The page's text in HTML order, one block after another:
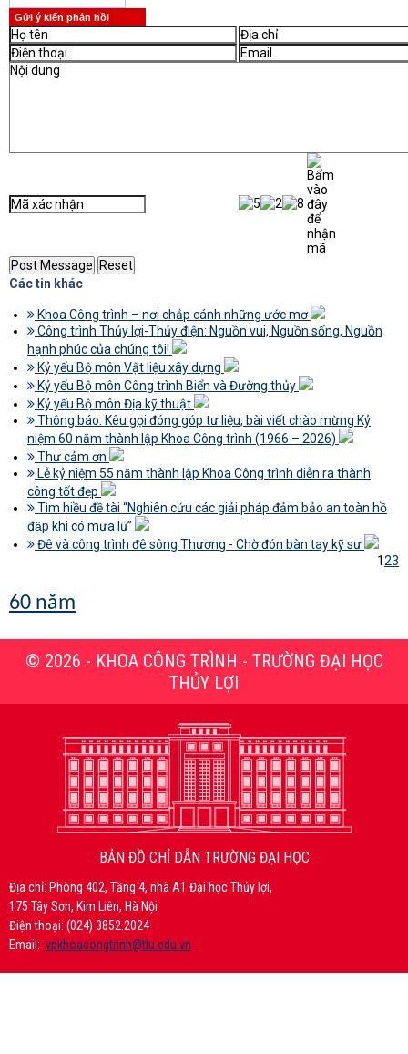
Gửi ý kiến phản hồi
Các tin khác
Khoa Công trình – nơi chắp cánh những ước mơ
Công trình Thủy lợi-Thủy điện: Nguồn vui, Nguồn sống, Nguồn
hạnh phúc của chúng tôi!
Kỷ yếu Bộ môn Vật liệu xây dựng
Kỷ yếu Bộ môn Công trình Biển và Đường thủy
Kỷ yếu Bộ môn Địa kỹ thuật
Thông báo: Kêu gọi đóng góp tư liệu, bài viết chào mừng Kỷ
niệm 60 năm thành lập Khoa Công trình (1966 – 2026)
Thư cảm ơn
Lễ kỷ niệm 55 năm thành lập Khoa Công trình diễn ra thành
công tốt đẹp
Tìm hiều đề tài “Nghiên cứu các giải pháp đảm bảo an toàn hồ
đập khi có mưa lũ”
Đê và công trình đê sông Thương - Chờ đón bàn tay kỹ sư
123
60 năm
© 2026 - KHOA CÔNG TRÌNH - TRƯỜNG ĐẠI HỌC
THỦY LỢI
BẢN ĐỒ CHỈ DẪN TRƯỜNG ĐẠI HỌC
Địa chỉ: Phòng 402, Tầng 4, nhà A1 Đại học Thủy lợi,
175 Tây Sơn, Kim Liên, Hà Nội
Điện thoại: (024) 3852.2024
Email: vpkhoacongtrinh@tlu.edu.vn